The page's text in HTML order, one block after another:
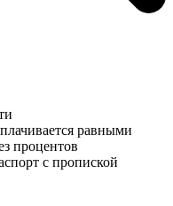
равными
процентов
с пропиской